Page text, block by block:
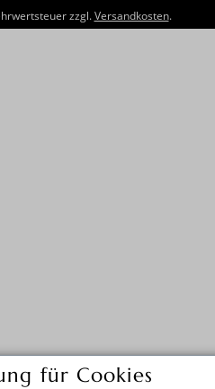
zzgl.Versandkosten.
für Cookies